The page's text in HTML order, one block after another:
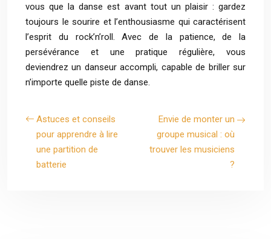
vous que la danse est avant tout un plaisir : gardez
toujours le sourire et l’enthousiasme qui caractérisent
l’esprit du rock’n’roll. Avec de la patience, de la
persévérance et une pratique régulière, vous
deviendrez un danseur accompli, capable de briller sur
n’importe quelle piste de danse.
Astuces et conseils
pour apprendre à lire
une partition de
batterie
Envie de monter un
groupe musical : où
trouver les musiciens
?